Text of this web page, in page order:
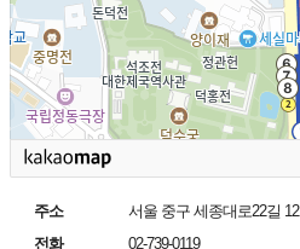
주소
서울 중구 세종대로22길 12
전화
02-739-0119